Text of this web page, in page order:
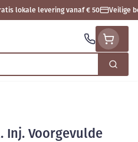
lokale levering vanaf € 50 Veilige
Zoek
Inj. Voorgevulde